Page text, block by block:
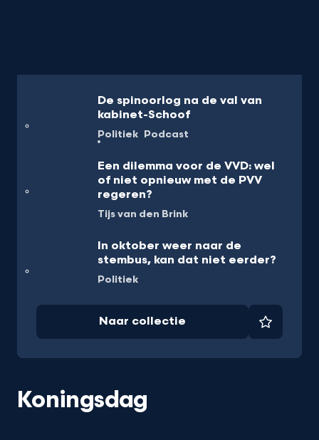
De spinoorlog na de val van
kabinet-Schoof
Politiek Podcast
Een dilemma voor de VVD: wel
of niet opnieuw met de PVV
regeren?
Tijs van den Brink
In oktober weer naar de
stembus, kan dat niet eerder?
Politiek
Naar collectie Favoriet
Koningsdag